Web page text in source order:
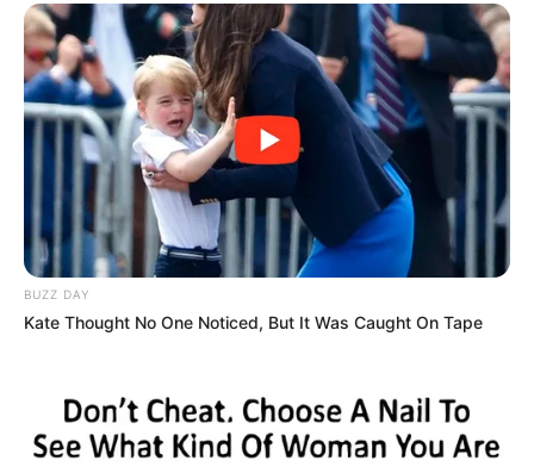
กระดิ่งเงินกระดิ่งทอง
ความเชื่อแมลงกระดิ่งเงินกระดิ่งทอง
แมลงกระดิ่งเงินกระดิ่งทอง
BUZZ DAY
Kate Thought No One Noticed, But It Was Caught On Tape